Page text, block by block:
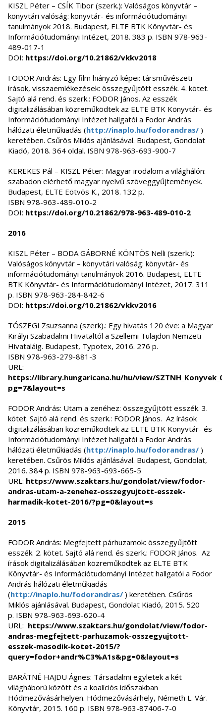
KISZL Péter – CSÍK Tibor (szerk.): Valóságos könyvtár –
könyvtári valóság: könyvtár- és információtudományi
tanulmányok 2018. Budapest, ELTE BTK Könyvtár- és
Információtudományi Intézet, 2018. 383 p. ISBN 978-963-
489-017-1
DOI: https://doi.org/10.21862/vkkv2018
FODOR András: Egy film hiányzó képei: társművészeti
írások, visszaemlékezések: összegyűjtött esszék. 4. kötet.
Sajtó alá rend. és szerk.: FODOR János. Az esszék
digitalizálásában közreműködtek az ELTE BTK Könyvtár- és
Információtudományi Intézet hallgatói a Fodor András
hálózati életműkiadás (http://inaplo.hu/fodorandras/ )
keretében. Csűrös Miklós ajánlásával. Budapest, Gondolat
Kiadó, 2018. 364 oldal. ISBN 978-963-693-900-7
KEREKES Pál – KISZL Péter: Magyar irodalom a világhálón:
szabadon elérhető magyar nyelvű szöveggyűjtemények.
Budapest, ELTE Eötvös K., 2018. 132 p.
ISBN 978-963-489-010-2
DOI: https://doi.org/10.21862/978-963-489-010-2
2016
KISZL Péter – BODA GÁBORNÉ KÖNTÖS Nelli (szerk.):
Valóságos könyvtár – könyvtári valóság: könyvtár- és
információtudományi tanulmányok 2016. Budapest, ELTE
BTK Könyvtár- és Információtudományi Intézet, 2017. 311
p. ISBN 978-963-284-842-6
DOI: https://doi.org/10.21862/vkkv2016
TÓSZEGI Zsuzsanna (szerk).: Egy hivatás 120 éve: a Magyar
Királyi Szabadalmi Hivataltól a Szellemi Tulajdon Nemzeti
Hivataláig. Budapest, Typotex, 2016. 276 p.
ISBN 978-963-279-881-3
URL:
https://library.hungaricana.hu/hu/view/
pg=7&layout=s
FODOR András: Utam a zenéhez: összegyűjtött esszék. 3.
kötet. Sajtó alá rend. és szerk.: FODOR János. Az írások
digitalizálásában közreműködtek az ELTE BTK Könyvtár- és
Információtudományi Intézet hallgatói a Fodor András
hálózati életműkiadás (http://inaplo.hu/fodorandras/ )
keretében. Csűrös Miklós ajánlásával. Budapest, Gondolat,
2016. 384 p. ISBN 978-963-693-665-5
URL: https://www.szaktars.hu/gondolat/view/fodor-
andras-utam-a-zenehez-osszegyujtott-esszek-
harmadik-kotet-2016/?pg=0&layout=s
2015
FODOR András: Megfejtett párhuzamok: összegyűjtött
esszék. 2. kötet. Sajtó alá rend. és szerk.: FODOR János. Az
írások digitalizálásában közreműködtek az ELTE BTK
Könyvtár- és Információtudományi Intézet hallgatói a Fodor
András hálózati életműkiadás
(http://inaplo.hu/fodorandras/ ) keretében. Csűrös
Miklós ajánlásával. Budapest, Gondolat Kiadó, 2015. 520
p. ISBN 978-963-693-620-4
URL: https://www.szaktars.hu/gondolat/view/fodor-
andras-megfejtett-parhuzamok-osszegyujtott-
esszek-masodik-kotet-2015/?
query=fodor+andr%C3%A1s&pg=0&layout=s
BARÁTNÉ HAJDU Ágnes: Társadalmi egyletek a két
világháború között és a koalíciós időszakban
Hódmezővásárhelyen. Hódmezővásárhely, Németh L. Vár.
Könyvtár, 2015. 160 p. ISBN 978-963-87406-7-0